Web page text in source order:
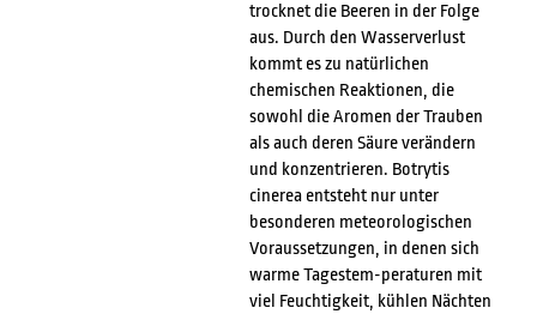
trocknet die Beeren in der Folge
aus. Durch den Wasserverlust
kommt es zu natürlichen
chemischen Reaktionen, die
sowohl die Aromen der Trauben
als auch deren Säure verändern
und konzentrieren. Botrytis
cinerea entsteht nur unter
besonderen meteorologischen
Voraussetzungen, in denen sich
warme Tagestem-peraturen mit
viel Feuchtigkeit, kühlen Nächten